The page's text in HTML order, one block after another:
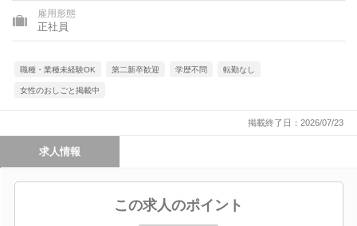
雇用形態
正社員
職種・業種未経験OK 第二新卒歓迎 学歴不問 転勤なし
女性のおしごと掲載中
掲載終了日：2026/07/23
求人情報
この求人のポイント